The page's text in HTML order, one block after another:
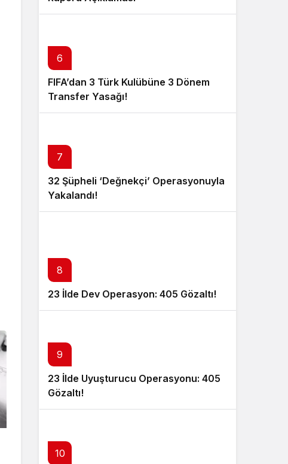
6
FIFA’dan 3 Türk Kulübüne 3 Dönem
Transfer Yasağı!
7
32 Şüpheli ‘Değnekçi’ Operasyonuyla
Yakalandı!
8
23 İlde Dev Operasyon: 405 Gözaltı!
9
23 İlde Uyuşturucu Operasyonu: 405
Gözaltı!
10